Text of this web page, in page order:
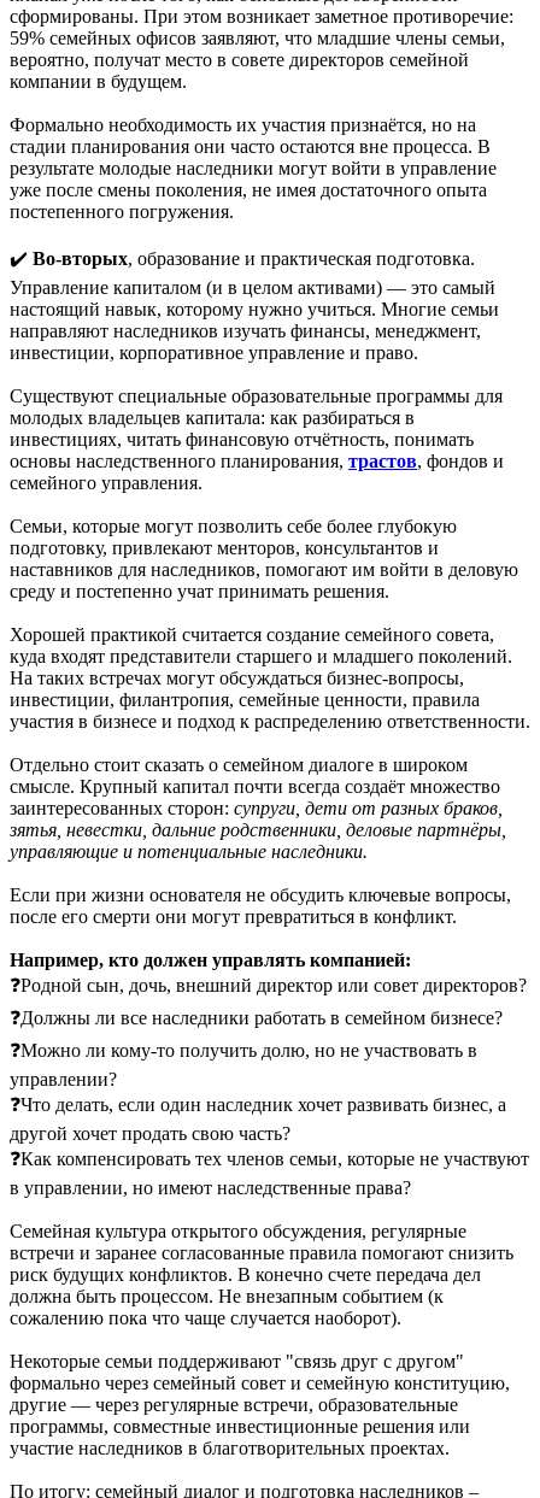
сформированы. При этом возникает заметное противоречие:
59% семейных офисов заявляют, что младшие члены семьи,
вероятно, получат место в совете директоров семейной
компании в будущем.
Формально необходимость их участия признаётся, но на
стадии планирования они часто остаются вне процесса. В
результате молодые наследники могут войти в управление
уже после смены поколения, не имея достаточного опыта
постепенного погружения.
✔️ Во-вторых, образование и практическая подготовка.
Управление капиталом (и в целом активами) — это самый
настоящий навык, которому нужно учиться. Многие семьи
направляют наследников изучать финансы, менеджмент,
инвестиции, корпоративное управление и право.
Существуют специальные образовательные программы для
молодых владельцев капитала: как разбираться в
инвестициях, читать финансовую отчётность, понимать
основы наследственного планирования, трастов, фондов и
семейного управления.
Семьи, которые могут позволить себе более глубокую
подготовку, привлекают менторов, консультантов и
наставников для наследников, помогают им войти в деловую
среду и постепенно учат принимать решения.
Хорошей практикой считается создание семейного совета,
куда входят представители старшего и младшего поколений.
На таких встречах могут обсуждаться бизнес-вопросы,
инвестиции, филантропия, семейные ценности, правила
участия в бизнесе и подход к распределению ответственности.
Отдельно стоит сказать о семейном диалоге в широком
смысле. Крупный капитал почти всегда создаёт множество
заинтересованных сторон: супруги, дети от разных браков,
зятья, невестки, дальние родственники, деловые партнёры,
управляющие и потенциальные наследники.
Если при жизни основателя не обсудить ключевые вопросы,
после его смерти они могут превратиться в конфликт.
Например, кто должен управлять компанией:
❓Родной сын, дочь, внешний директор или совет директоров?
❓Должны ли все наследники работать в семейном бизнесе?
❓Можно ли кому-то получить долю, но не участвовать в
управлении?
❓Что делать, если один наследник хочет развивать бизнес, а
другой хочет продать свою часть?
❓Как компенсировать тех членов семьи, которые не участвуют
в управлении, но имеют наследственные права?
Семейная культура открытого обсуждения, регулярные
встречи и заранее согласованные правила помогают снизить
риск будущих конфликтов. В конечно счете передача дел
должна быть процессом. Не внезапным событием (к
сожалению пока что чаще случается наоборот).
Некоторые семьи поддерживают "связь друг с другом"
формально через семейный совет и семейную конституцию,
другие — через регулярные встречи, образовательные
программы, совместные инвестиционные решения или
участие наследников в благотворительных проектах.
По итогу: семейный диалог и подготовка наследников –